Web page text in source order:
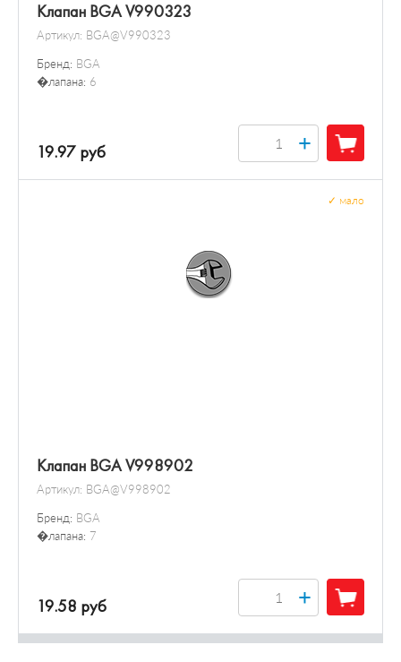
Клапан BGA V990323
Артикул: BGA@V990323
Бренд: BGA
�лапана: 6
19.97 руб +
Клапан BGA V998902
Артикул: BGA@V998902
Бренд: BGA
�лапана: 7
мало
19.58 руб +